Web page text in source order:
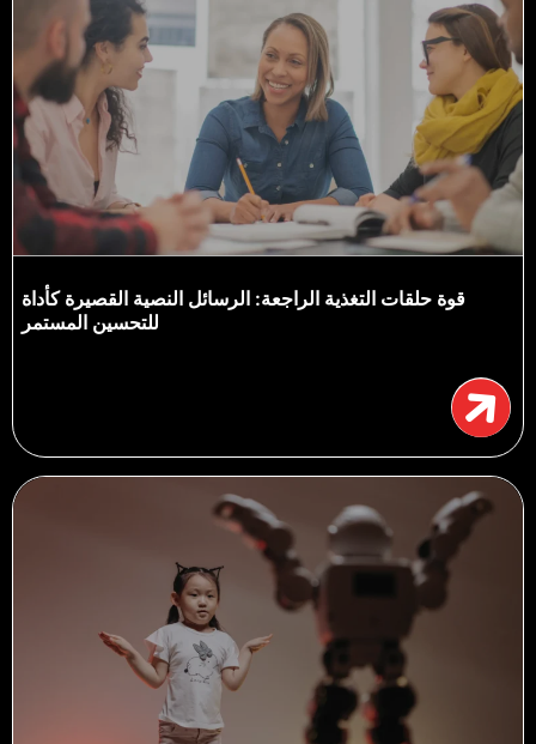
قوة حلقات التغذية الراجعة: الرسائل النصية القصيرة كأداة
للتحسين المستمر